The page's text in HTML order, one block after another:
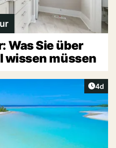
Was Sie über
wissen müssen
4d